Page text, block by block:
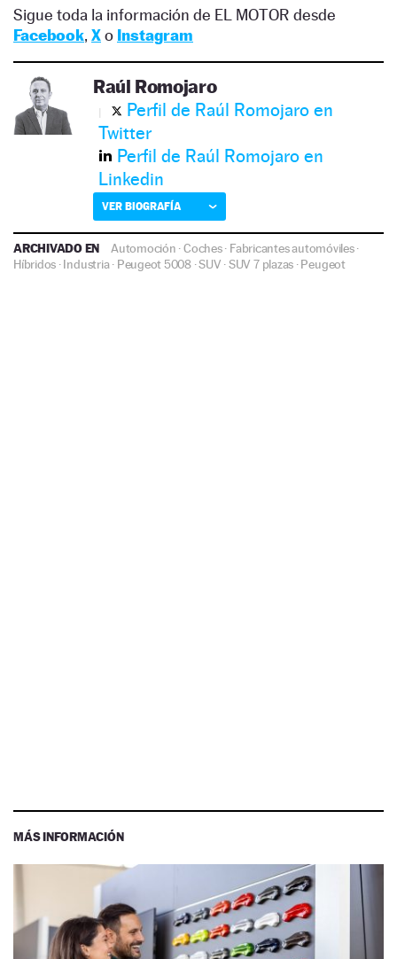
Sigue toda la información de EL MOTOR desde
Facebook, Xo Instagram
Raúl Romojaro
Perfil de Raúl Romojaro en
Twitter
Perfil de Raúl Romojaro en
Linkedin
VER BIOGRAFÍA
ARCHIVADO EN Automoción ·Coches· Fabricantes automóviles·
Híbridos ·Industria· Peugeot 5008·SUV ·SUV 7 plazas ·Peugeot
MÁS INFORMACIÓN